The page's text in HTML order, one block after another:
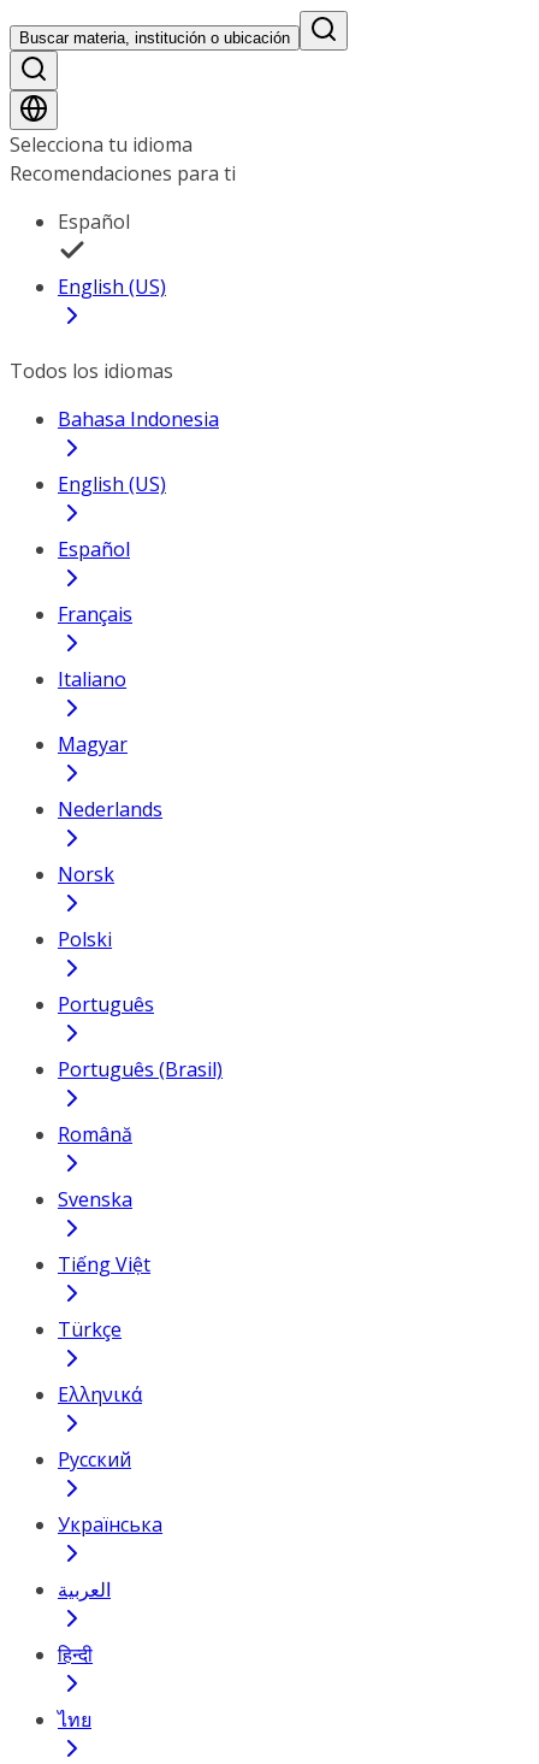
Buscar materia, institución o ubicación
Selecciona tu idioma
Recomendaciones para ti
Español
English (US)
Todos los idiomas
Bahasa Indonesia
English (US)
Español
Français
Italiano
Magyar
Nederlands
Norsk
Polski
Português
Português (Brasil)
Română
Svenska
Tiếng Việt
Türkçe
Ελληνικά
Русский
Українська
العربية
हिन्दी
ไทย